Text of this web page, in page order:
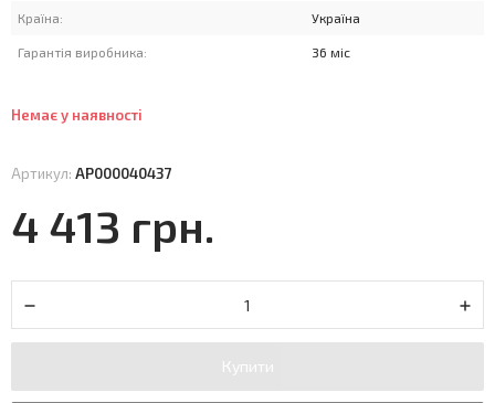
Країна: Україна
Гарантія виробника: 36 міс
Немає у наявності
Артикул: АР000040437
4 413 грн.
Купити